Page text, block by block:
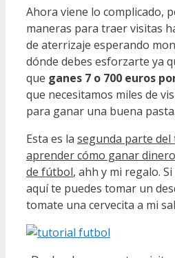
Ahora viene lo complicado,
maneras para traer visitas
de aterrizaje esperando
dónde debes esforzarte ya
que ganes 7 o 700 euros
que necesitamos miles de
para ganar una buena pasta.
Esta es la segunda parte
aprender cómo ganar
de fútbol, ahh y mi regalo.
aquí te puedes tomar un
tomate una cervecita a mi